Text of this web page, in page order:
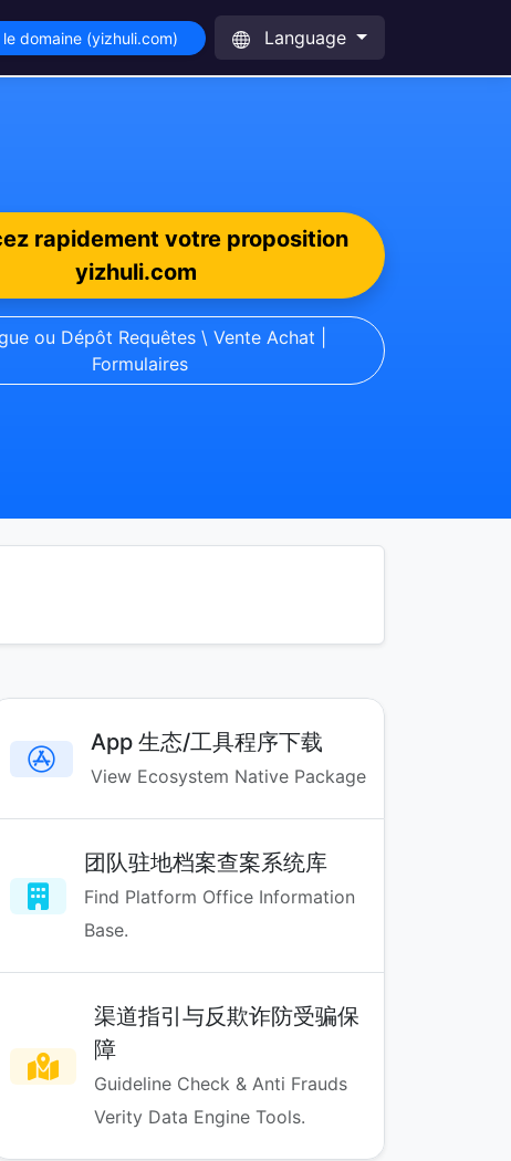
domaine (yizhuli.com) Language
rapidement votre proposition
yizhuli.com
ou Dépôt Requêtes \ Vente Achat |
Formulaires
App 生态/工具程序下载
View Ecosystem Native Package
团队驻地档案查案系统库
Find Platform Office Information
Base.
渠道指引与反欺诈防受骗保
障
Guideline Check & Anti Frauds
Verity Data Engine Tools.